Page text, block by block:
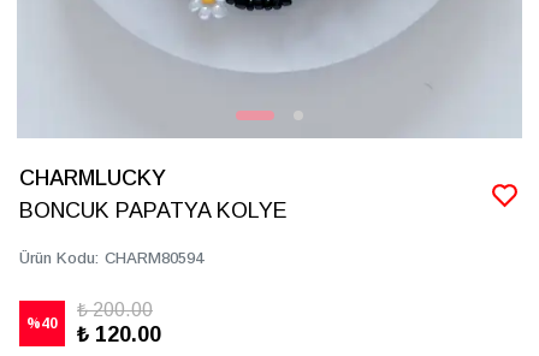
CHARMLUCKY
BONCUK PAPATYA KOLYE
Ürün Kodu: CHARM80594
%40
₺ 200.00
₺ 120.00